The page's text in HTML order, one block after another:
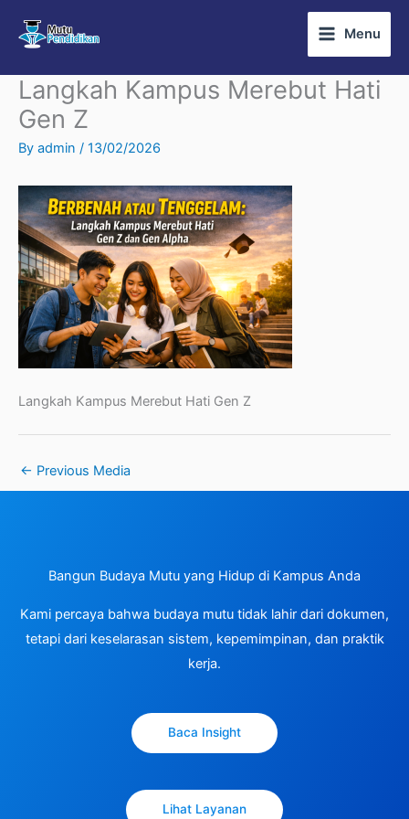
Menu
Langkah Kampus Merebut Hati
Gen Z
By admin / 13/02/2026
Langkah Kampus Merebut Hati Gen Z
← Previous Media
Bangun Budaya Mutu yang Hidup di Kampus Anda
Kami percaya bahwa budaya mutu tidak lahir dari dokumen,
tetapi dari keselarasan sistem, kepemimpinan, dan praktik
kerja.
Baca Insight
Lihat Layanan